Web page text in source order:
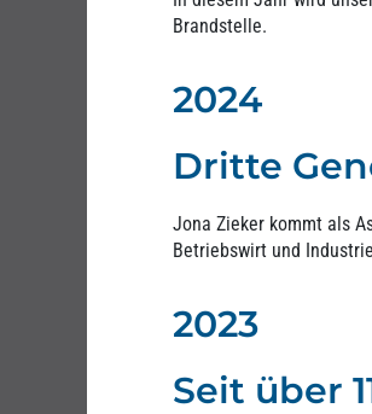
Brandstelle.
2024
Dritte
Jona Zieker kommt als
Betriebswirt und
2023
Seit über